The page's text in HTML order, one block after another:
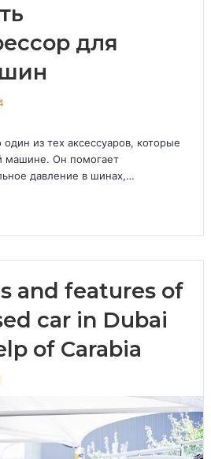
для
из тех аксессуаров, которые
машине. Он помогает
давление в шинах,…
and features of
car in Dubai
of Carabia